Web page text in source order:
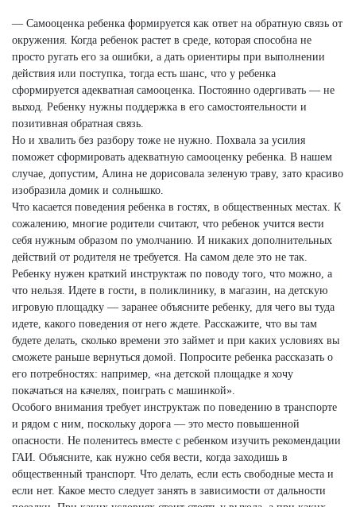
— Самооценка ребенка формируется как ответ на обратную связь от
окружения. Когда ребенок растет в среде, которая способна не
просто ругать его за ошибки, а дать ориентиры при выполнении
действия или поступка, тогда есть шанс, что у ребенка
сформируется адекватная самооценка. Постоянно одергивать — не
выход. Ребенку нужны поддержка в его самостоятельности и
позитивная обратная связь.
Но и хвалить без разбору тоже не нужно. Похвала за усилия
поможет сформировать адекватную самооценку ребенка. В нашем
случае, допустим, Алина не дорисовала зеленую траву, зато красиво
изобразила домик и солнышко.
Что касается поведения ребенка в гостях, в общественных местах. К
сожалению, многие родители считают, что ребенок учится вести
себя нужным образом по умолчанию. И никаких дополнительных
действий от родителя не требуется. На самом деле это не так.
Ребенку нужен краткий инструктаж по поводу того, что можно, а
что нельзя. Идете в гости, в поликлинику, в магазин, на детскую
игровую площадку — заранее объясните ребенку, для чего вы туда
идете, какого поведения от него ждете. Расскажите, что вы там
будете делать, сколько времени это займет и при каких условиях вы
сможете раньше вернуться домой. Попросите ребенка рассказать о
его потребностях: например, «на детской площадке я хочу
покачаться на качелях, поиграть с машинкой».
Особого внимания требует инструктаж по поведению в транспорте
и рядом с ним, поскольку дорога — это место повышенной
опасности. Не поленитесь вместе с ребенком изучить рекомендации
ГАИ. Объясните, как нужно себя вести, когда заходишь в
общественный транспорт. Что делать, если есть свободные места и
если нет. Какое место следует занять в зависимости от дальности